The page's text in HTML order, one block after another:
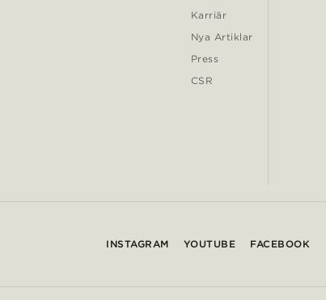
Karriär
Nya Artiklar
Press
CSR
INSTAGRAM YOUTUBE FACEBOOK